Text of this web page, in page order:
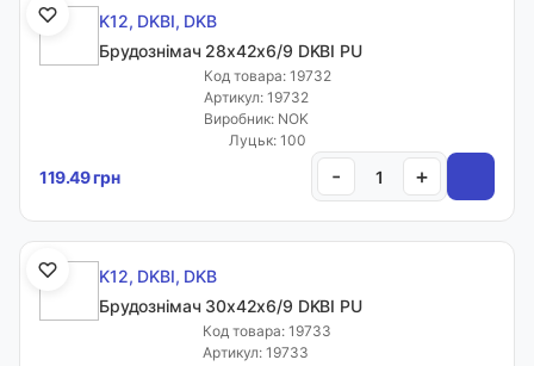
K12, DKBI, DKB
Брудознімач 28х42х6/9 DKBI PU
Код товара: 19732
Артикул: 19732
Виробник: NOK
Луцьк: 100
119.49 грн - +
K12, DKBI, DKB
Брудознімач 30х42х6/9 DKBI PU
Код товара: 19733
Артикул: 19733